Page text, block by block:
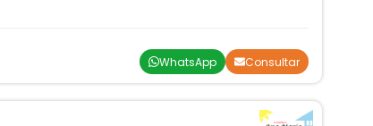
WhatsApp Consultar